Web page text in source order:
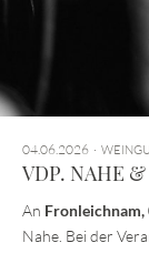
04.06.2026
VDP. NAHE
An Fronleichnam,
Nahe. Bei der